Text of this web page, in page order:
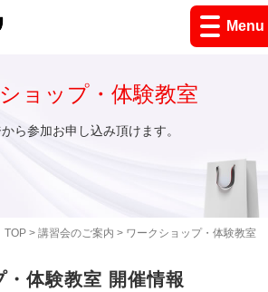
Menu
TOP> 講習会のご案内 > ワークショップ・体験教室
ョップ・体験教室
ら参加お申し込み頂けます。
・体験教室 開催情報